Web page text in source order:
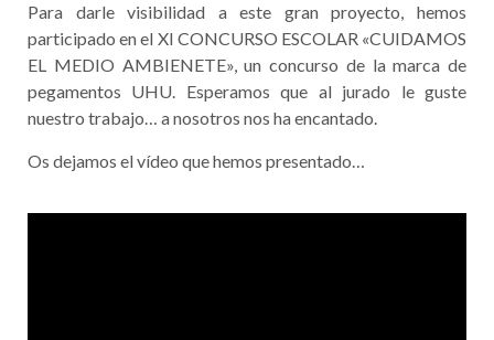
Para darle visibilidad a este gran proyecto, hemos
participado en el XI CONCURSO ESCOLAR «CUIDAMOS
EL MEDIO AMBIENETE», un concurso de la marca de
pegamentos UHU. Esperamos que al jurado le guste
nuestro trabajo… a nosotros nos ha encantado.
Os dejamos el vídeo que hemos presentado…